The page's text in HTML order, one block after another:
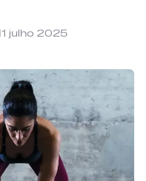
julho 2025